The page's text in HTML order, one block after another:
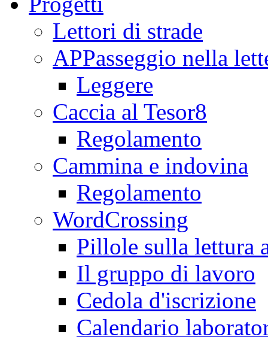
Lettori di strade
APPasseggio nella
Leggere
Caccia al Tesor8
Regolamento
Cammina e indovina
Regolamento
WordCrossing
Pillole sulla lettura
Il gruppo di lavoro
Cedola d'iscrizione
Calendario